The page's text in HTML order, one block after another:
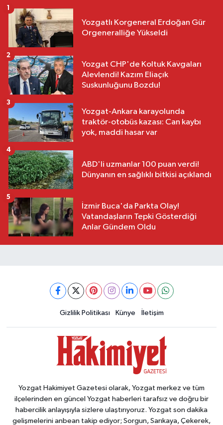
Yozgatlı Korgeneral Erdoğan Gür
Orgeneralliğe Yükseldi
1
Yozgat CHP'de Koltuk Kavgaları
Alevlendi! Kazım Eliaçık
Suskunluğunu Bozdu!
2
Yozgat-Ankara karayolunda
traktör-otobüs kazası: Can kaybı
yok, maddi hasar var
3
ABD'li uzmanlar 100 puan verdi!
Dünyanın en sağlıklı bitkisi açıklandı
4
İzmir Buca'da Parkta Olay!
Vatandaşların Tepki Gösterdiği
Anlar Gündem Oldu
5
Gizlilik Politikası Künye İletişim
Yozgat Hakimiyet Gazetesi olarak, Yozgat merkez ve tüm
ilçelerinden en güncel Yozgat haberleri tarafsız ve doğru bir
habercilik anlayışıyla sizlere ulaştırıyoruz. Yozgat son dakika
gelişmelerini anbean takip ediyor; Sorgun, Sarıkaya, Çekerek,